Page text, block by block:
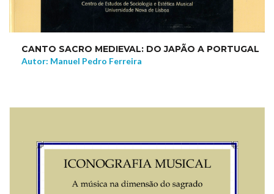
CANTO SACRO MEDIEVAL: DO JAPÃO A PORTUGAL
Autor: Manuel Pedro Ferreira